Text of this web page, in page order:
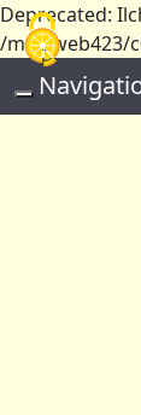
Deprecated:
/mnt/web423/
Toggle
Cookie-